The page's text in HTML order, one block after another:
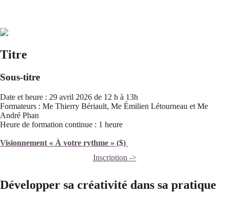
Titre
Sous-titre
Date et heure : 29 avril 2026 de 12 h à 13h
Formateurs : Me Thierry Bériault, Me Émilien Létourneau et Me
André Phan
Heure de formation continue : 1 heure
Visionnement « À votre rythme » ($)
Inscription ->
Développer sa créativité dans sa pratique